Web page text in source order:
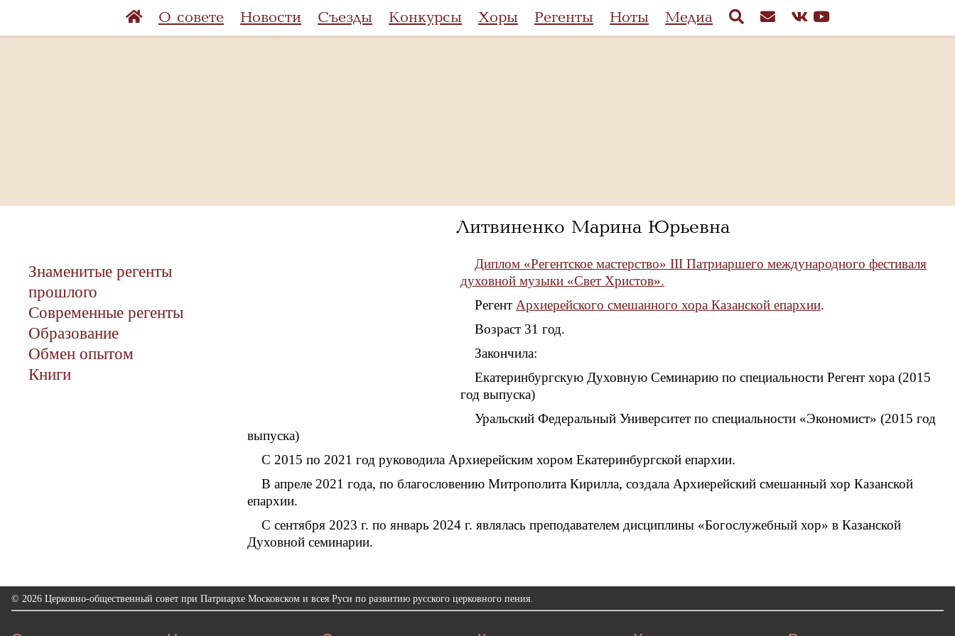
О совете Новости Съезды Конкурсы Хоры Регенты Ноты Медиа
Литвиненко Марина Юрьевна
Знаменитые регенты
прошлого
Современные регенты
Образование
Обмен опытом
Книги
Диплом «Регентское мастерство» III Патриаршего международного фестиваля
духовной музыки «Свет Христов».
Регент Архиерейского смешанного хора Казанской епархии.
Возраст 31 год.
Закончила:
Екатеринбургскую Духовную Семинарию по специальности Регент хора (2015
год выпуска)
Уральский Федеральный Университет по специальности «Экономист» (2015 год
выпуска)
С 2015 по 2021 год руководила Архиерейским хором Екатеринбургской епархии.
В апреле 2021 года, по благословению Митрополита Кирилла, создала Архиерейский смешанный хор Казанской
епархии.
С сентября 2023 г. по январь 2024 г. являлась преподавателем дисциплины «Богослужебный хор» в Казанской
Духовной семинарии.
© 2026 Церковно-общественный совет при Патриархе Московском и всея Руси по развитию русского церковного пения.